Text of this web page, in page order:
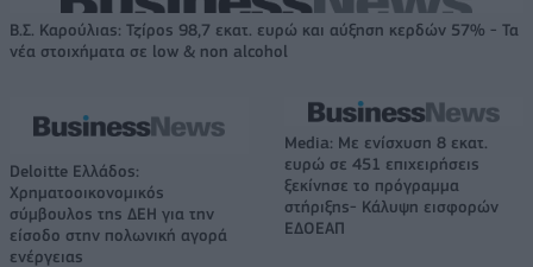
Β.Σ. Καρούλιας: Τζίρος 98,7 εκατ. ευρώ και αύξηση κερδών 57% - Τα
νέα στοιχήματα σε low & non alcohol
Deloitte Ελλάδος:
Χρηματοοικονομικός
σύμβουλος της ΔΕΗ για την
είσοδο στην πολωνική αγορά
ενέργειας
Media: Με ενίσχυση 8 εκατ.
ευρώ σε 451 επιχειρήσεις
ξεκίνησε το πρόγραμμα
στήριξης- Κάλυψη εισφορών
ΕΔΟΕΑΠ